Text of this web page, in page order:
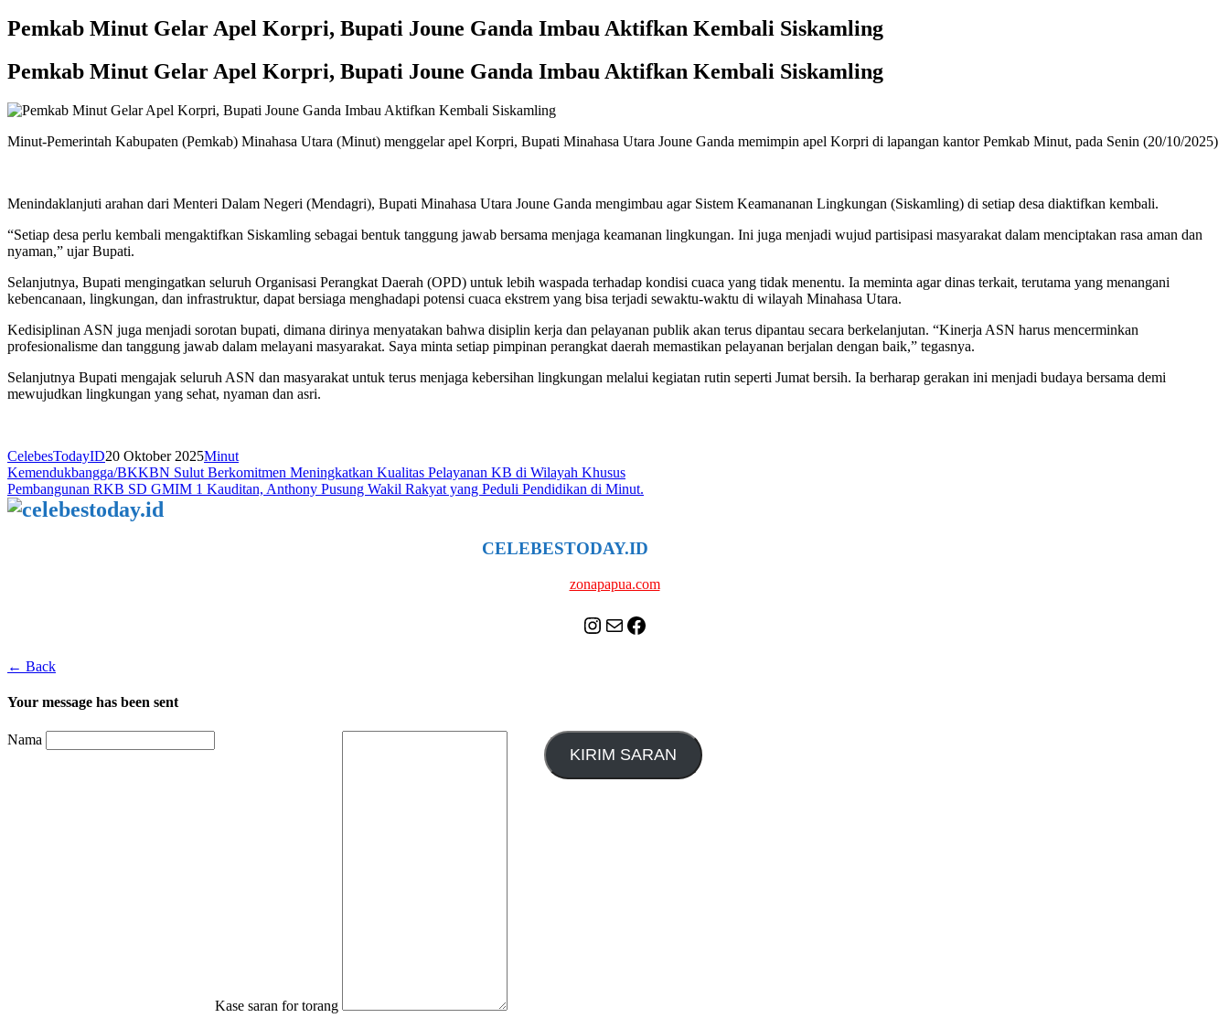
Pemkab Minut Gelar Apel Korpri, Bupati Joune Ganda Imbau Aktifkan Kembali Siskamling
Pemkab Minut Gelar Apel Korpri, Bupati Joune Ganda Imbau Aktifkan Kembali Siskamling
Minut-Pemerintah Kabupaten (Pemkab) Minahasa Utara (Minut) menggelar apel Korpri, Bupati Minahasa Utara Joune Ganda memimpin apel Korpri di lapangan kantor Pemkab Minut, pada Senin (20/10/2025)
Menindaklanjuti arahan dari Menteri Dalam Negeri (Mendagri), Bupati Minahasa Utara Joune Ganda mengimbau agar Sistem Keamananan Lingkungan (Siskamling) di setiap desa diaktifkan kembali.
‎‎“Setiap desa perlu kembali mengaktifkan Siskamling sebagai bentuk tanggung jawab bersama menjaga keamanan lingkungan. Ini juga menjadi wujud partisipasi masyarakat dalam menciptakan rasa aman dan
nyaman,” ujar Bupati.
‎‎Selanjutnya, Bupati mengingatkan seluruh Organisasi Perangkat Daerah (OPD) untuk lebih waspada terhadap kondisi cuaca yang tidak menentu. Ia meminta agar dinas terkait, terutama yang menangani
kebencanaan, lingkungan, dan infrastruktur, dapat bersiaga menghadapi potensi cuaca ekstrem yang bisa terjadi sewaktu-waktu di wilayah Minahasa Utara.
Kedisiplinan ASN juga menjadi sorotan bupati, dimana dirinya menyatakan bahwa disiplin kerja dan pelayanan publik akan terus dipantau secara berkelanjutan. “Kinerja ASN harus mencerminkan
profesionalisme dan tanggung jawab dalam melayani masyarakat. Saya minta setiap pimpinan perangkat daerah memastikan pelayanan berjalan dengan baik,” tegasnya.
Selanjutnya Bupati mengajak seluruh ASN dan masyarakat untuk terus menjaga kebersihan lingkungan melalui kegiatan rutin seperti Jumat bersih. Ia berharap gerakan ini menjadi budaya bersama demi
mewujudkan lingkungan yang sehat, nyaman dan asri.
CelebesTodayID20 Oktober 2025Minut
Navigasi
pos
Kemendukbangga/BKKBN Sulut Berkomitmen Meningkatkan Kualitas Pelayanan KB di Wilayah Khusus
Pembangunan RKB SD GMIM 1 Kauditan, Anthony Pusung Wakil Rakyat yang Peduli Pendidikan di Minut.
CELEBESTODAY.ID
zonapapua.com
Instagram
MailCelebes Today Social Media
← Back
Your message has been sent
Nama
Kase saran for torang
KIRIM SARAN